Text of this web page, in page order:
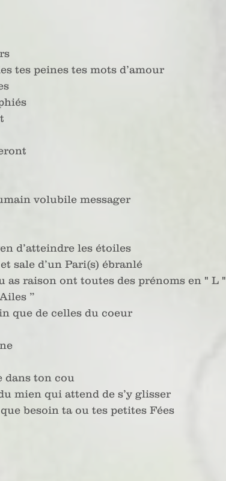
tes peines tes mots d’amour
volubile messager
d’atteindre les étoiles
sale d’un Pari(s) ébranlé
as raison ont toutes des prénoms en " L "
”
que de celles du coeur
dans ton cou
mien qui attend de s’y glisser
besoin ta ou tes petites Fées